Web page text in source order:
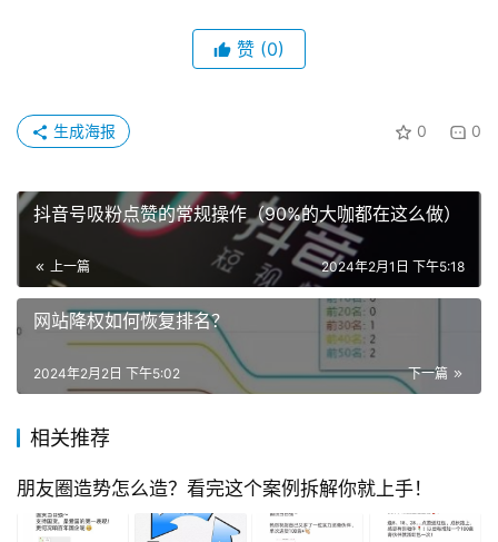
赞 (0)
0 0
生成海报
抖音号吸粉点赞的常规操作（90%的大咖都在这么做）
上一篇 2024年2月1日 下午5:18
网站降权如何恢复排名？
下一篇
2024年2月2日 下午5:02
相关推荐
朋友圈造势怎么造？看完这个案例拆解你就上手！